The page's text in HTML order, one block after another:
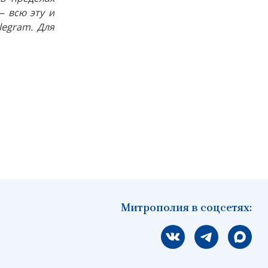
всю эту и
Для
Митрополия в соцсетях:
Мы вконтакте
Мы в telegram
Мы в